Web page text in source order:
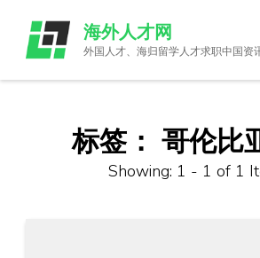
content
(Press
海外人才网
外国人才、海归留学人才求职中国资
标签： 哥伦比
Showing: 1 - 1 of 1